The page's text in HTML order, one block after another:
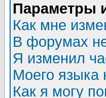
Параметры
Как мне
В форумах
Я изменил
Моего языка
Как я могу